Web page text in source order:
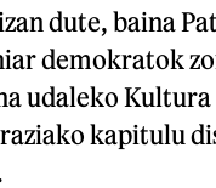
dute, baina
demokratok
udaleko
kapitulu